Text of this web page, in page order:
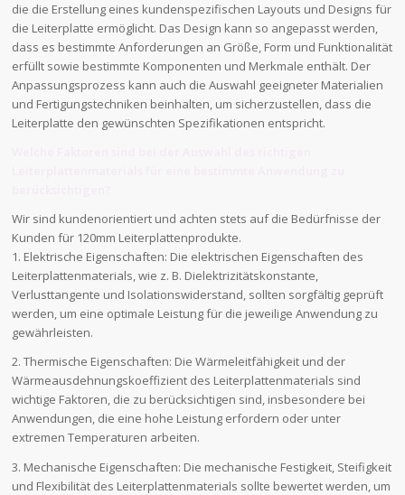
die die Erstellung eines kundenspezifischen Layouts und Designs für
die Leiterplatte ermöglicht. Das Design kann so angepasst werden,
dass es bestimmte Anforderungen an Größe, Form und Funktionalität
erfüllt sowie bestimmte Komponenten und Merkmale enthält. Der
Anpassungsprozess kann auch die Auswahl geeigneter Materialien
und Fertigungstechniken beinhalten, um sicherzustellen, dass die
Leiterplatte den gewünschten Spezifikationen entspricht.
Wir sind kundenorientiert und achten stets auf die Bedürfnisse der
Kunden für 120mm Leiterplattenprodukte.
1. Elektrische Eigenschaften: Die elektrischen Eigenschaften des
Leiterplattenmaterials, wie z. B. Dielektrizitätskonstante,
Verlusttangente und Isolationswiderstand, sollten sorgfältig geprüft
werden, um eine optimale Leistung für die jeweilige Anwendung zu
gewährleisten.
2. Thermische Eigenschaften: Die Wärmeleitfähigkeit und der
Wärmeausdehnungskoeffizient des Leiterplattenmaterials sind
wichtige Faktoren, die zu berücksichtigen sind, insbesondere bei
Anwendungen, die eine hohe Leistung erfordern oder unter
extremen Temperaturen arbeiten.
3. Mechanische Eigenschaften: Die mechanische Festigkeit, Steifigkeit
und Flexibilität des Leiterplattenmaterials sollte bewertet werden, um